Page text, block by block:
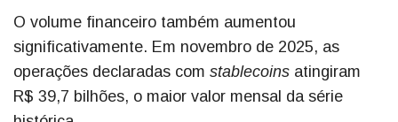
O volume financeiro também aumentou
significativamente. Em novembro de 2025, as
operações declaradas com stablecoins atingiram
R$ 39,7 bilhões, o maior valor mensal da série